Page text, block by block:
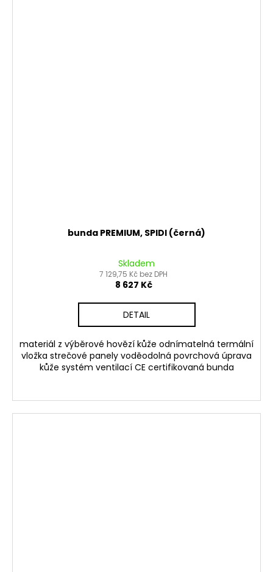
bunda PREMIUM, SPIDI (černá)
Skladem
7 129,75 Kč bez DPH
8 627 Kč
DETAIL
materiál z výběrové hovězí kůže odnímatelná termální
vložka strečové panely voděodolná povrchová úprava
kůže systém ventilací CE certifikovaná bunda